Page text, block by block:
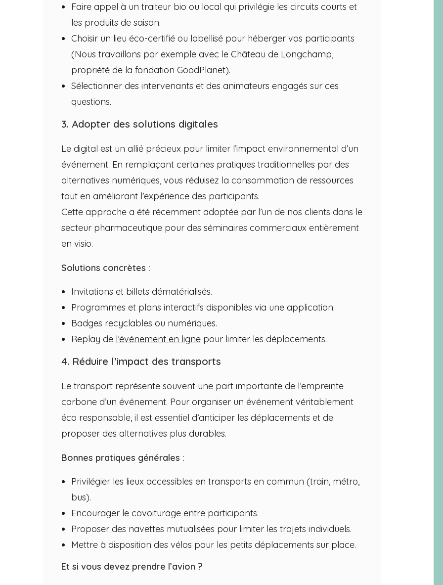
Faire appel à un traiteur bio ou local qui privilégie les circuits courts et
les produits de saison.
Choisir un lieu éco-certifié ou labellisé pour héberger vos participants
(Nous travaillons par exemple avec le Château de Longchamp,
propriété de la fondation GoodPlanet).
Sélectionner des intervenants et des animateurs engagés sur ces
questions.
3. Adopter des solutions digitales
Le digital est un allié précieux pour limiter l’impact environnemental d’un
événement. En remplaçant certaines pratiques traditionnelles par des
alternatives numériques, vous réduisez la consommation de ressources
tout en améliorant l’expérience des participants.
Cette approche a été récemment adoptée par l’un de nos clients dans le
secteur pharmaceutique pour des séminaires commerciaux entièrement
en visio.
Solutions concrètes :
Invitations et billets dématérialisés.
Programmes et plans interactifs disponibles via une application.
Badges recyclables ou numériques.
Replay de l’événement en lignepour limiter les déplacements.
4. Réduire l’impact des transports
Le transport représente souvent une part importante de l’empreinte
carbone d’un événement. Pour organiser un événement véritablement
éco responsable, il est essentiel d’anticiper les déplacements et de
proposer des alternatives plus durables.
Bonnes pratiques générales :
Privilégier les lieux accessibles en transports en commun (train, métro,
bus).
Encourager le covoiturage entre participants.
Proposer des navettes mutualisées pour limiter les trajets individuels.
Mettre à disposition des vélos pour les petits déplacements sur place.
Et si vous devez prendre l’avion ?